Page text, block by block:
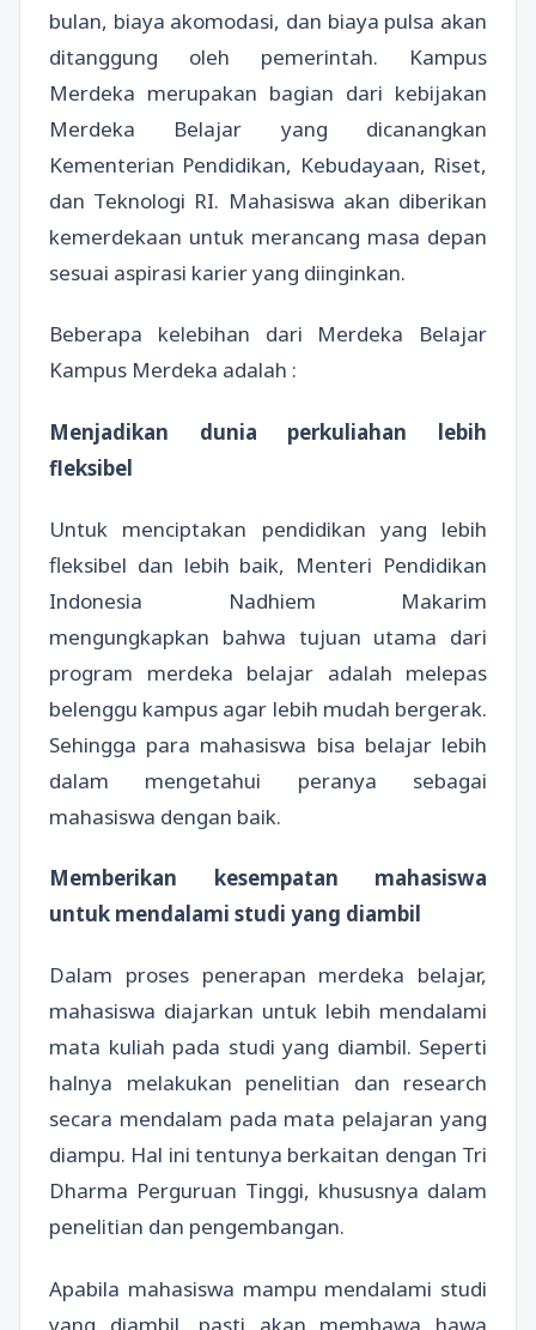
bulan, biaya akomodasi, dan biaya pulsa akan
ditanggung oleh pemerintah. Kampus
Merdeka merupakan bagian dari kebijakan
Merdeka Belajar yang dicanangkan
Kementerian Pendidikan, Kebudayaan, Riset,
dan Teknologi RI. Mahasiswa akan diberikan
kemerdekaan untuk merancang masa depan
sesuai aspirasi karier yang diinginkan.
Beberapa kelebihan dari Merdeka Belajar
Kampus Merdeka adalah :
Menjadikan dunia perkuliahan lebih
fleksibel
Untuk menciptakan pendidikan yang lebih
fleksibel dan lebih baik, Menteri Pendidikan
Indonesia Nadhiem Makarim
mengungkapkan bahwa tujuan utama dari
program merdeka belajar adalah melepas
belenggu kampus agar lebih mudah bergerak.
Sehingga para mahasiswa bisa belajar lebih
dalam mengetahui peranya sebagai
mahasiswa dengan baik.
Memberikan kesempatan mahasiswa
untuk mendalami studi yang diambil
Dalam proses penerapan merdeka belajar,
mahasiswa diajarkan untuk lebih mendalami
mata kuliah pada studi yang diambil. Seperti
halnya melakukan penelitian dan research
secara mendalam pada mata pelajaran yang
diampu. Hal ini tentunya berkaitan dengan Tri
Dharma Perguruan Tinggi, khususnya dalam
penelitian dan pengembangan.
Apabila mahasiswa mampu mendalami studi
yang diambil, pasti akan membawa hawa